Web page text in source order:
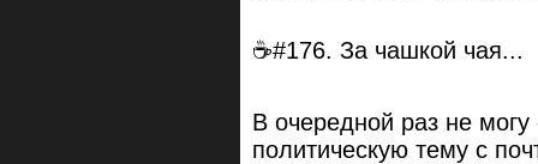
☕#176. За чашкой чая...
В очередной раз не
политическую тему с